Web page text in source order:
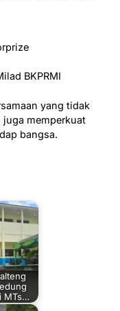
BKPRMI
yang tidak
juga memperkuat
bangsa.
MTs…